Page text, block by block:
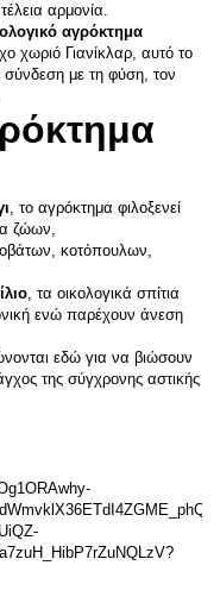
αρμονία.
αγρόκτημα
χωριό Γιανίκλαρ, αυτό το
σύνδεση με τη φύση, τον
, το αγρόκτημα φιλοξενεί
ζώων,
κοτόπουλων,
, τα οικολογικά σπίτια
ενώ παρέχουν άνεση
εδώ για να βιώσουν
της σύγχρονης αστικής